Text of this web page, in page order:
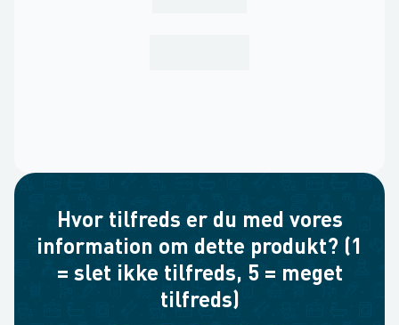
Hvor tilfreds er du med vores
information om dette produkt? (1
= slet ikke tilfreds, 5 = meget
tilfreds)